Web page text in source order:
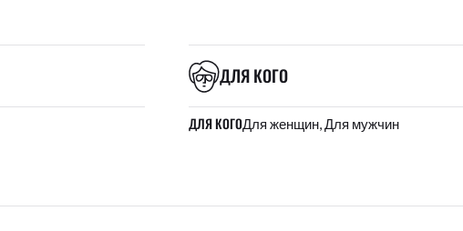
ДЛЯ КОГО
ДЛЯ КОГОДля женщин, Для мужчин